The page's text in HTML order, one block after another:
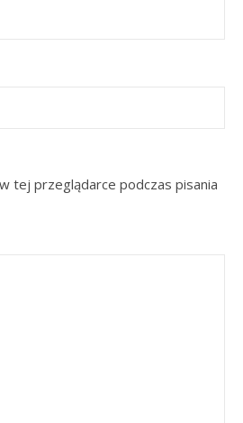
tej przeglądarce podczas pisania